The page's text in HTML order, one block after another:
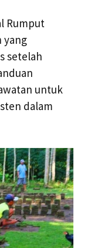
Rumput
yang
setelah
untuk
dalam